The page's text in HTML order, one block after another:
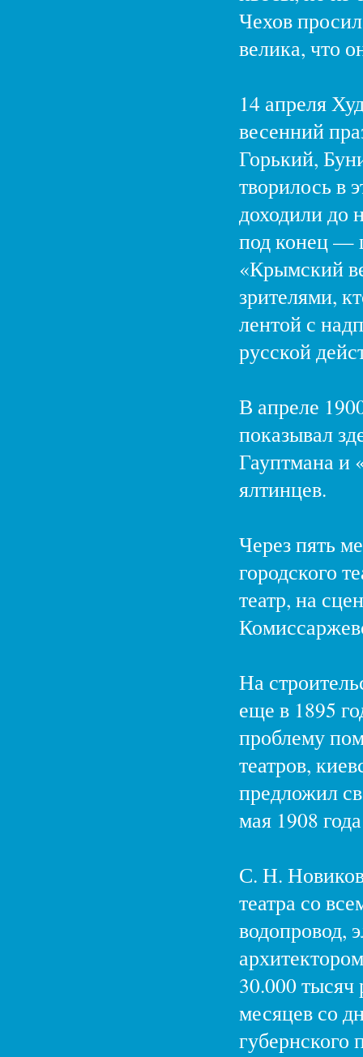
Чехов
велика, что
14 апреля
весенний
Горький,
творилось в
доходили до
под конец —
«Крымский
зрителями,
лентой с
русской
В апреле
показывал
Гауптмана и
ялтинцев.
Через пять
городского
театр, на
На
еще в 1895
проблему
театров,
предложил
мая 1908
С. Н. Новиков
театра со
водопровод,
30.000 тысяч
месяцев со
губернского